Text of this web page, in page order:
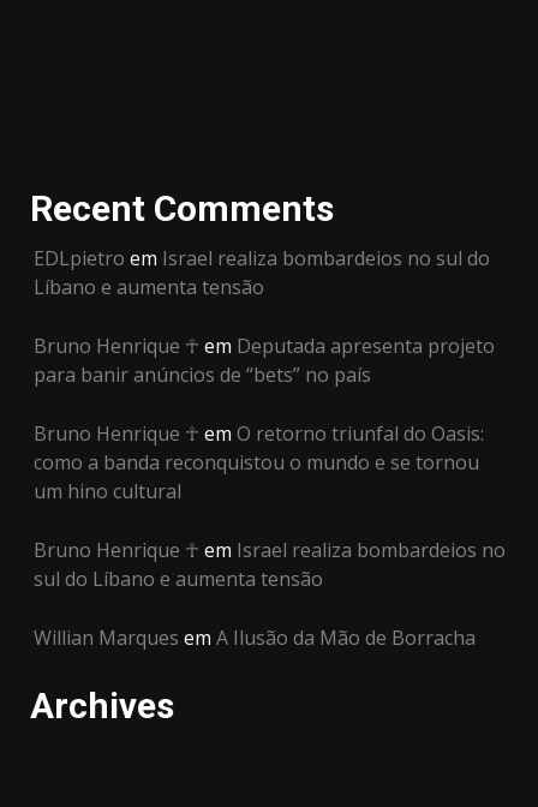
Recent Comments
EDLpietro em Israel realiza bombardeios no sul do
Líbano e aumenta tensão
Bruno Henrique ☥ em Deputada apresenta projeto
para banir anúncios de “bets” no país
Bruno Henrique ☥ em O retorno triunfal do Oasis:
como a banda reconquistou o mundo e se tornou
um hino cultural
Bruno Henrique ☥ em Israel realiza bombardeios no
sul do Líbano e aumenta tensão
Willian Marques em A Ilusão da Mão de Borracha
Archives